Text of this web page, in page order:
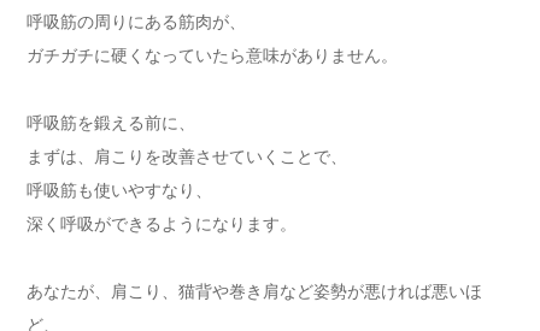
呼吸筋の周りにある筋肉が、
ガチガチに硬くなっていたら意味がありません。
呼吸筋を鍛える前に、
まずは、肩こりを改善させていくことで、
呼吸筋も使いやすなり、
深く呼吸ができるようになります。
あなたが、肩こり、猫背や巻き肩など姿勢が悪ければ悪いほ
ど、